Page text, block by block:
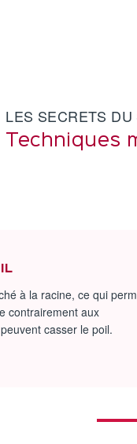
LES SECRETS DU
Techniques
à la racine, ce qui
contrairement aux
casser le poil.